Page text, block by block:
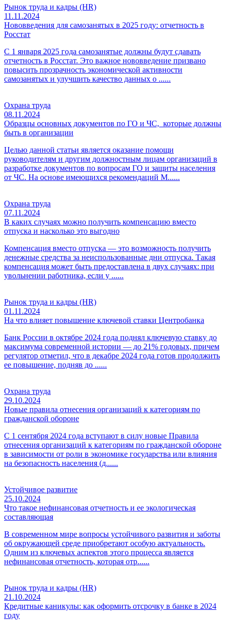
Рынок труда и кадры (HR)
11.11.2024
Нововведения для самозанятых в 2025 году: отчетность в
Росстат
С 1 января 2025 года самозанятые должны будут сдавать
отчетность в Росстат. Это важное нововведение призвано
повысить прозрачность экономической активности
самозанятых и улучшить качество данных о ......
Охрана труда
08.11.2024
Образцы основных документов по ГО и ЧС, которые должны
быть в организации
Целью данной статьи является оказание помощи
руководителям и другим должностным лицам организаций в
разработке документов по вопросам ГО и защиты населения
от ЧС. На основе имеющихся рекомендаций М......
Охрана труда
07.11.2024
В каких случаях можно получить компенсацию вместо
отпуска и насколько это выгодно
Компенсация вместо отпуска — это возможность получить
денежные средства за неиспользованные дни отпуска. Такая
компенсация может быть предоставлена в двух случаях: при
увольнении работника, если у ......
Рынок труда и кадры (HR)
01.11.2024
На что влияет повышение ключевой ставки Центробанка
Банк России в октябре 2024 года поднял ключевую ставку до
максимума современной истории — до 21% годовых, причем
регулятор отметил, что в декабре 2024 года готов продолжить
ее повышение, подняв до ......
Охрана труда
29.10.2024
Новые правила отнесения организаций к категориям по
гражданской обороне
С 1 сентября 2024 года вступают в силу новые Правила
отнесения организаций к категориям по гражданской обороне
в зависимости от роли в экономике государства или влияния
на безопасность населения (д......
Устойчивое развитие
25.10.2024
Что такое нефинансовая отчетность и ее экологическая
составляющая
В современном мире вопросы устойчивого развития и заботы
об окружающей среде приобретают особую актуальность.
Одним из ключевых аспектов этого процесса является
нефинансовая отчетность, которая отр......
Рынок труда и кадры (HR)
21.10.2024
Кредитные каникулы: как оформить отсрочку в банке в 2024
году